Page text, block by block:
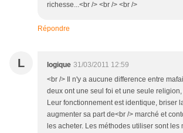
richesse...<br /> <br /> <br />
Répondre
L logique 31/03/2011 12:59
<br /> Il n'y a aucune difference entre
deux ont une seul foi et une seule
Leur fonctionnement est identique, briser
augmenter sa part de<br /> marché et
les acheter. Les méthodes utiliser sont les